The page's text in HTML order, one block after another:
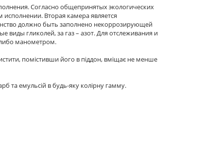
Согласно общепринятых экологических
Вторая камера является
должно быть заполнено некоррозирующей
гликолей, за газ – азот. Для отслеживания и
манометром.
помістивши його в піддон, вміщає не менше
та емульсій в будь-яку колірну гамму.